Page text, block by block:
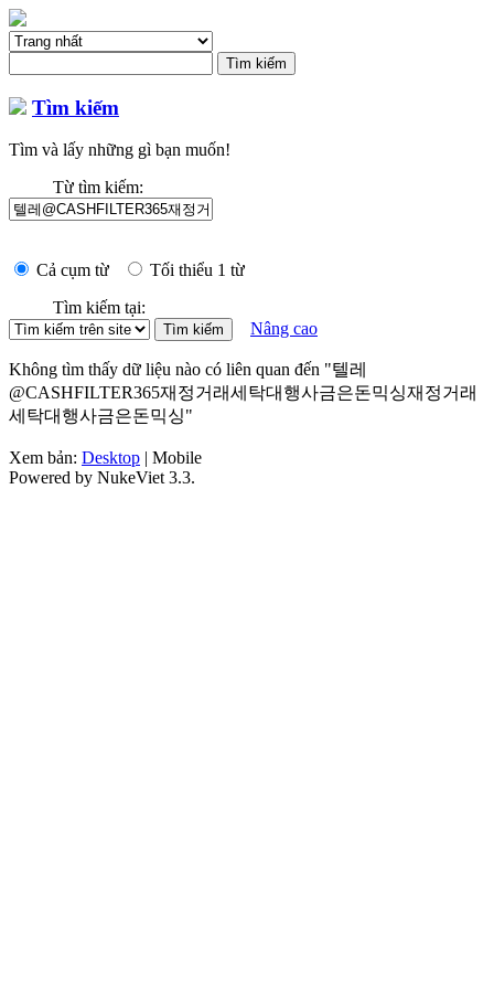
Tìm kiếm
Tìm và lấy những gì bạn muốn!
Từ tìm kiếm:
Cả cụm từ
Tối thiểu 1 từ
Tìm kiếm tại:
Nâng cao
Không tìm thấy dữ liệu nào có liên quan đến "텔레
@CASHFILTER365재정거래세탁대행사금은돈믹싱재정거래
세탁대행사금은돈믹싱"
Xem bản: Desktop | Mobile
Powered by NukeViet 3.3.